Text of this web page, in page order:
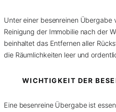
Unter einer besenreinen Übergabe
Reinigung der Immobilie nach der
beinhaltet das Entfernen aller
die Räumlichkeiten leer und
WICHTIGKEIT DER
Eine besenreine Übergabe ist